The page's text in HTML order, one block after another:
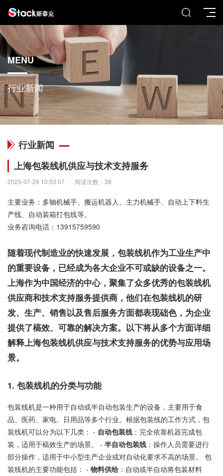
MENU
行业新闻
行业新闻
上海包装线机供应与技术支持服务
2025-07-24 10:53:07 阅读次数：38
主要业务：多轴机械手、搬运机器人、主力机械手、自动上下料生
产线、自动装箱打包线等。
业务咨询电话： 13915759590
随着现代制造业的快速发展，包装线机作为工业生产中
的重要设备，已经成为各大企业不可或缺的设备之一。
上海作为中国经济的中心，聚集了众多优秀的包装线机
供应商和技术支持服务提供商，他们在包装线机的研
发、生产、销售以及售后服务方面都表现础色，为企业
提供了槁效、可靠的解决方案。以下将从多个方面详细
解释上海包装线机供应与技术支持服务的优势与应用场
景。
1. 包装线机的分类与功能
包装线机是一种用于自动或半自动包装生产的设备，主要用于食
品、医药、家电、日用品等多个行业。根据包装线的工作方式，包
装线机可以分为以下几类： - 自动包装线 ：完全依靠机器完成包
装，适用于槁效生产的场景。 - 半自动包装线 ：操作人员需要进行
部分操作，适用于中小型生产企业或对自动化要求不高的场景。 包
装线机的主要功能包括： - 物料供给 ：自动或半自动将包装材料